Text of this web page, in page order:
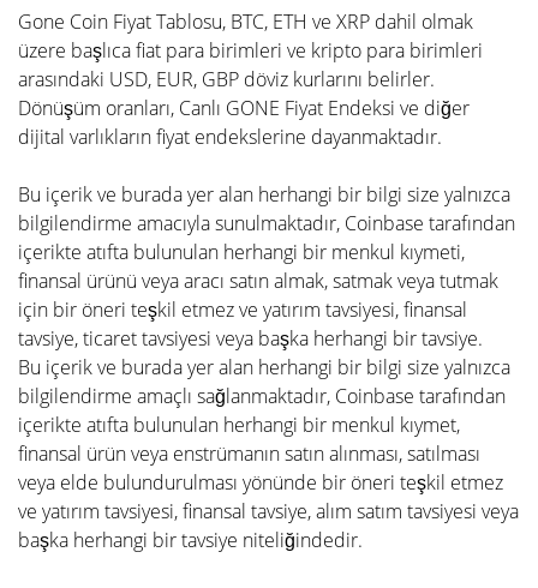
Gone Coin Fiyat Tablosu, BTC, ETH ve XRP dahil olmak
üzere başlıca fiat para birimleri ve kripto para birimleri
arasındaki USD, EUR, GBP döviz kurlarını belirler.
Dönüşüm oranları, Canlı GONE Fiyat Endeksi ve diğer
dijital varlıkların fiyat endekslerine dayanmaktadır.
Bu içerik ve burada yer alan herhangi bir bilgi size yalnızca
bilgilendirme amacıyla sunulmaktadır, Coinbase tarafından
içerikte atıfta bulunulan herhangi bir menkul kıymeti,
finansal ürünü veya aracı satın almak, satmak veya tutmak
için bir öneri teşkil etmez ve yatırım tavsiyesi, finansal
tavsiye, ticaret tavsiyesi veya başka herhangi bir tavsiye.
Bu içerik ve burada yer alan herhangi bir bilgi size yalnızca
bilgilendirme amaçlı sağlanmaktadır, Coinbase tarafından
içerikte atıfta bulunulan herhangi bir menkul kıymet,
finansal ürün veya enstrümanın satın alınması, satılması
veya elde bulundurulması yönünde bir öneri teşkil etmez
ve yatırım tavsiyesi, finansal tavsiye, alım satım tavsiyesi veya
başka herhangi bir tavsiye niteliğindedir.